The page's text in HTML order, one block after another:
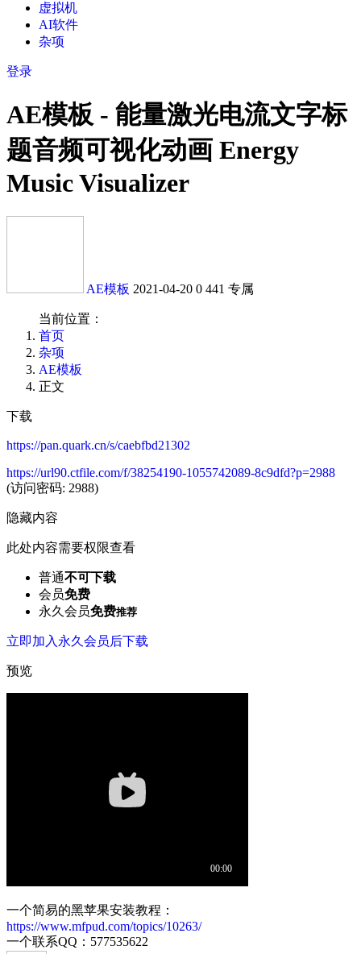
虚拟机
AI软件
杂项
登录
AE模板 - 能量激光电流文字标
题音频可视化动画 Energy
Music Visualizer
AE模板 2021-04-20 0 441 专属
当前位置：
首页
杂项
AE模板
正文
下载
https://pan.quark.cn/s/caebfbd21302
https://url90.ctfile.com/f/38254190-1055742089-8c9dfd?p=2988
(访问密码: 2988)
隐藏内容
此处内容需要权限查看
普通不可下载
会员免费
永久会员免费推荐
立即加入永久会员后下载
预览
一个简易的黑苹果安装教程：
https://www.mfpud.com/topics/10263/
一个联系QQ：577535622